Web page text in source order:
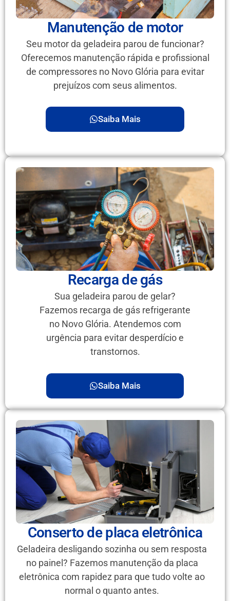
Manutenção de motor
Seu motor da geladeira parou de funcionar?
Oferecemos manutenção rápida e profissional
de compressores no Novo Glória para evitar
prejuízos com seus alimentos.
Saiba Mais
Recarga de gás
Sua geladeira parou de gelar?
Fazemos recarga de gás refrigerante
no Novo Glória. Atendemos com
urgência para evitar desperdício e
transtornos.
Saiba Mais
Conserto de placa eletrônica
Geladeira desligando sozinha ou sem resposta
no painel? Fazemos manutenção da placa
eletrônica com rapidez para que tudo volte ao
normal o quanto antes.